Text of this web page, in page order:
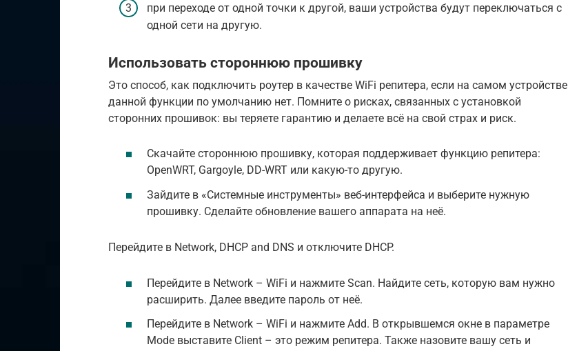
при переходе от одной точки к другой, ваши устройства будут переключаться с
одной сети на другую.
Использовать стороннюю прошивку
Это способ, как подключить роутер в качестве WiFi репитера, если на самом устройстве
данной функции по умолчанию нет. Помните о рисках, связанных с установкой
сторонних прошивок: вы теряете гарантию и делаете всё на свой страх и риск.
Скачайте стороннюю прошивку, которая поддерживает функцию репитера:
OpenWRT, Gargoyle, DD-WRT или какую-то другую.
Зайдите в «Системные инструменты» веб-интерфейса и выберите нужную
прошивку. Сделайте обновление вашего аппарата на неё.
Перейдите в Network, DHCP and DNS и отключите DHCP.
Перейдите в Network – WiFi и нажмите Scan. Найдите сеть, которую вам нужно
расширить. Далее введите пароль от неё.
Перейдите в Network – WiFi и нажмите Add. В открывшемся окне в параметре
Mode выставите Client – это режим репитера. Также назовите вашу сеть и